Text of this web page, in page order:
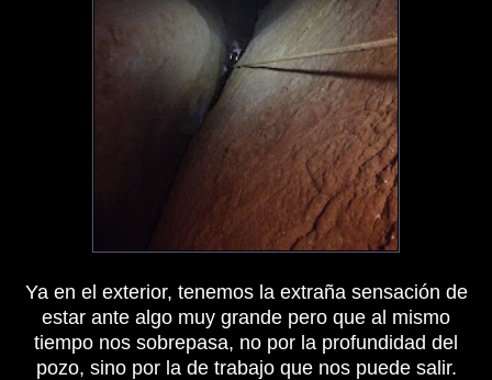
Ya en el exterior, tenemos la extraña sensación de
estar ante algo muy grande pero que al mismo
tiempo nos sobrepasa, no por la profundidad del
pozo, sino por la de trabajo que nos puede salir.